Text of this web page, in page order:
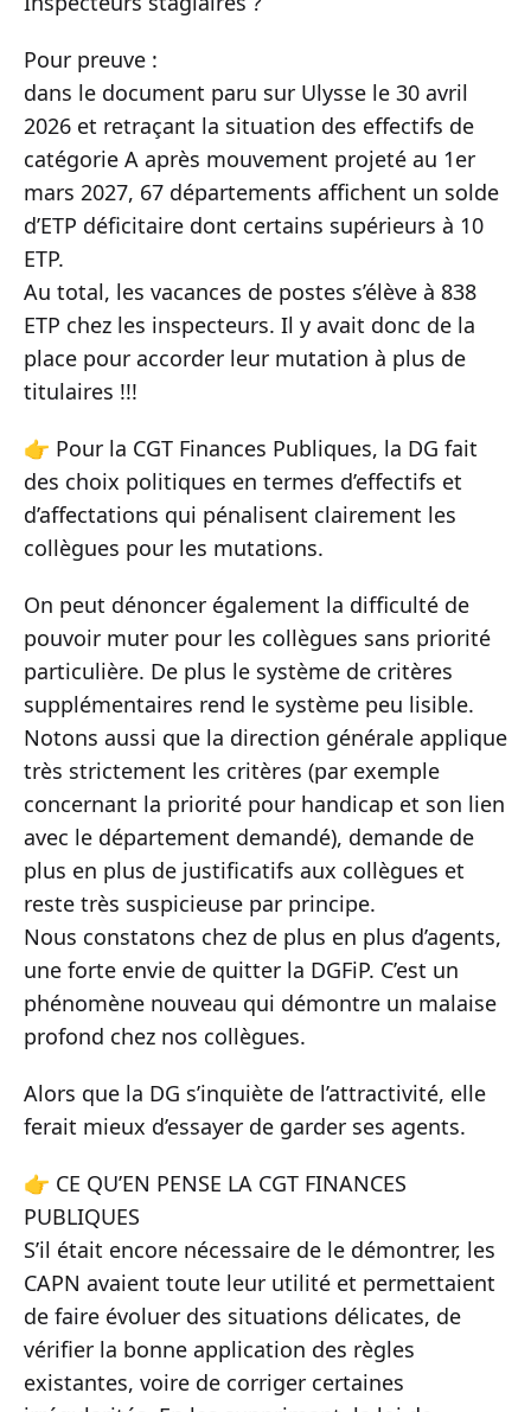
Pour preuve :
dans le document paru sur Ulysse le 30 avril
2026 et retraçant la situation des effectifs de
catégorie A après mouvement projeté au 1er
mars 2027, 67 départements affichent un solde
d’ETP déficitaire dont certains supérieurs à 10
ETP.
Au total, les vacances de postes s’élève à 838
ETP chez les inspecteurs. Il y avait donc de la
place pour accorder leur mutation à plus de
titulaires !!!
👉 Pour la CGT Finances Publiques, la DG fait
des choix politiques en termes d’effectifs et
d’affectations qui pénalisent clairement les
collègues pour les mutations.
On peut dénoncer également la difficulté de
pouvoir muter pour les collègues sans priorité
particulière. De plus le système de critères
supplémentaires rend le système peu lisible.
Notons aussi que la direction générale applique
très strictement les critères (par exemple
concernant la priorité pour handicap et son lien
avec le département demandé), demande de
plus en plus de justificatifs aux collègues et
reste très suspicieuse par principe.
Nous constatons chez de plus en plus d’agents,
une forte envie de quitter la DGFiP. C’est un
phénomène nouveau qui démontre un malaise
profond chez nos collègues.
Alors que la DG s’inquiète de l’attractivité, elle
ferait mieux d’essayer de garder ses agents.
👉 CE QU’EN PENSE LA CGT FINANCES
PUBLIQUES
S’il était encore nécessaire de le démontrer, les
CAPN avaient toute leur utilité et permettaient
de faire évoluer des situations délicates, de
vérifier la bonne application des règles
existantes, voire de corriger certaines